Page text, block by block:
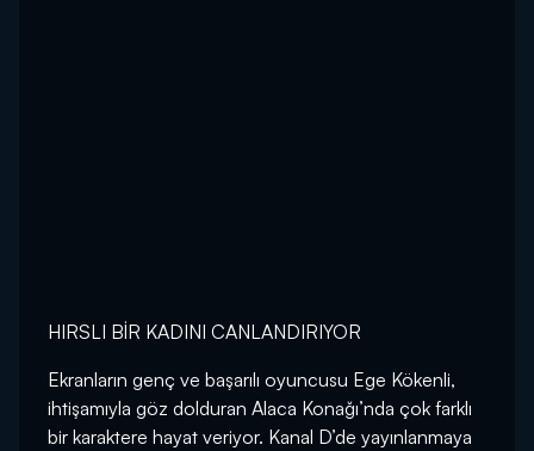
HIRSLI BİR KADINI CANLANDIRIYOR
Ekranların genç ve başarılı oyuncusu Ege Kökenli,
ihtişamıyla göz dolduran Alaca Konağı’nda çok farklı
bir karaktere hayat veriyor. Kanal D’de yayınlanmaya